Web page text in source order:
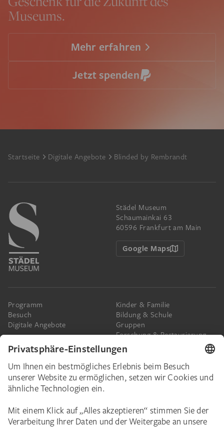
Museums.
Mehr erfahren
Jetzt spenden
Footer
Startseite Digitale Angebote Blinded by Rembrandt
Städel Museum
Schaumainkai 63
60596 Frankfurt am Main
Google Maps
Programm
Besuch
Digitale Angebote
Kinder & Familie
Bildung & Schule
Gruppen
Forschung & Restaurierung
Presse
Das Städel
Spenden
Schenkungen & Nachlass
Städel Stories
Newsletter